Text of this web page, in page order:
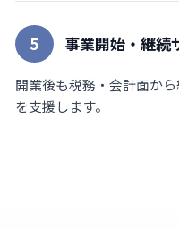
5 事業開始・継続
開業後も税務・会計面か
を支援します。